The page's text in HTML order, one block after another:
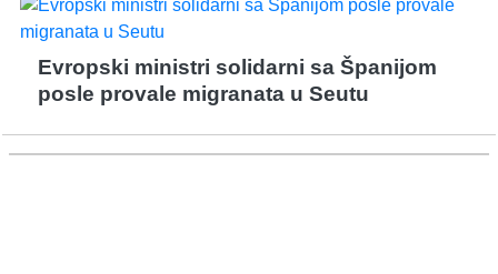
Evropski ministri solidarni sa Španijom
posle provale migranata u Seutu